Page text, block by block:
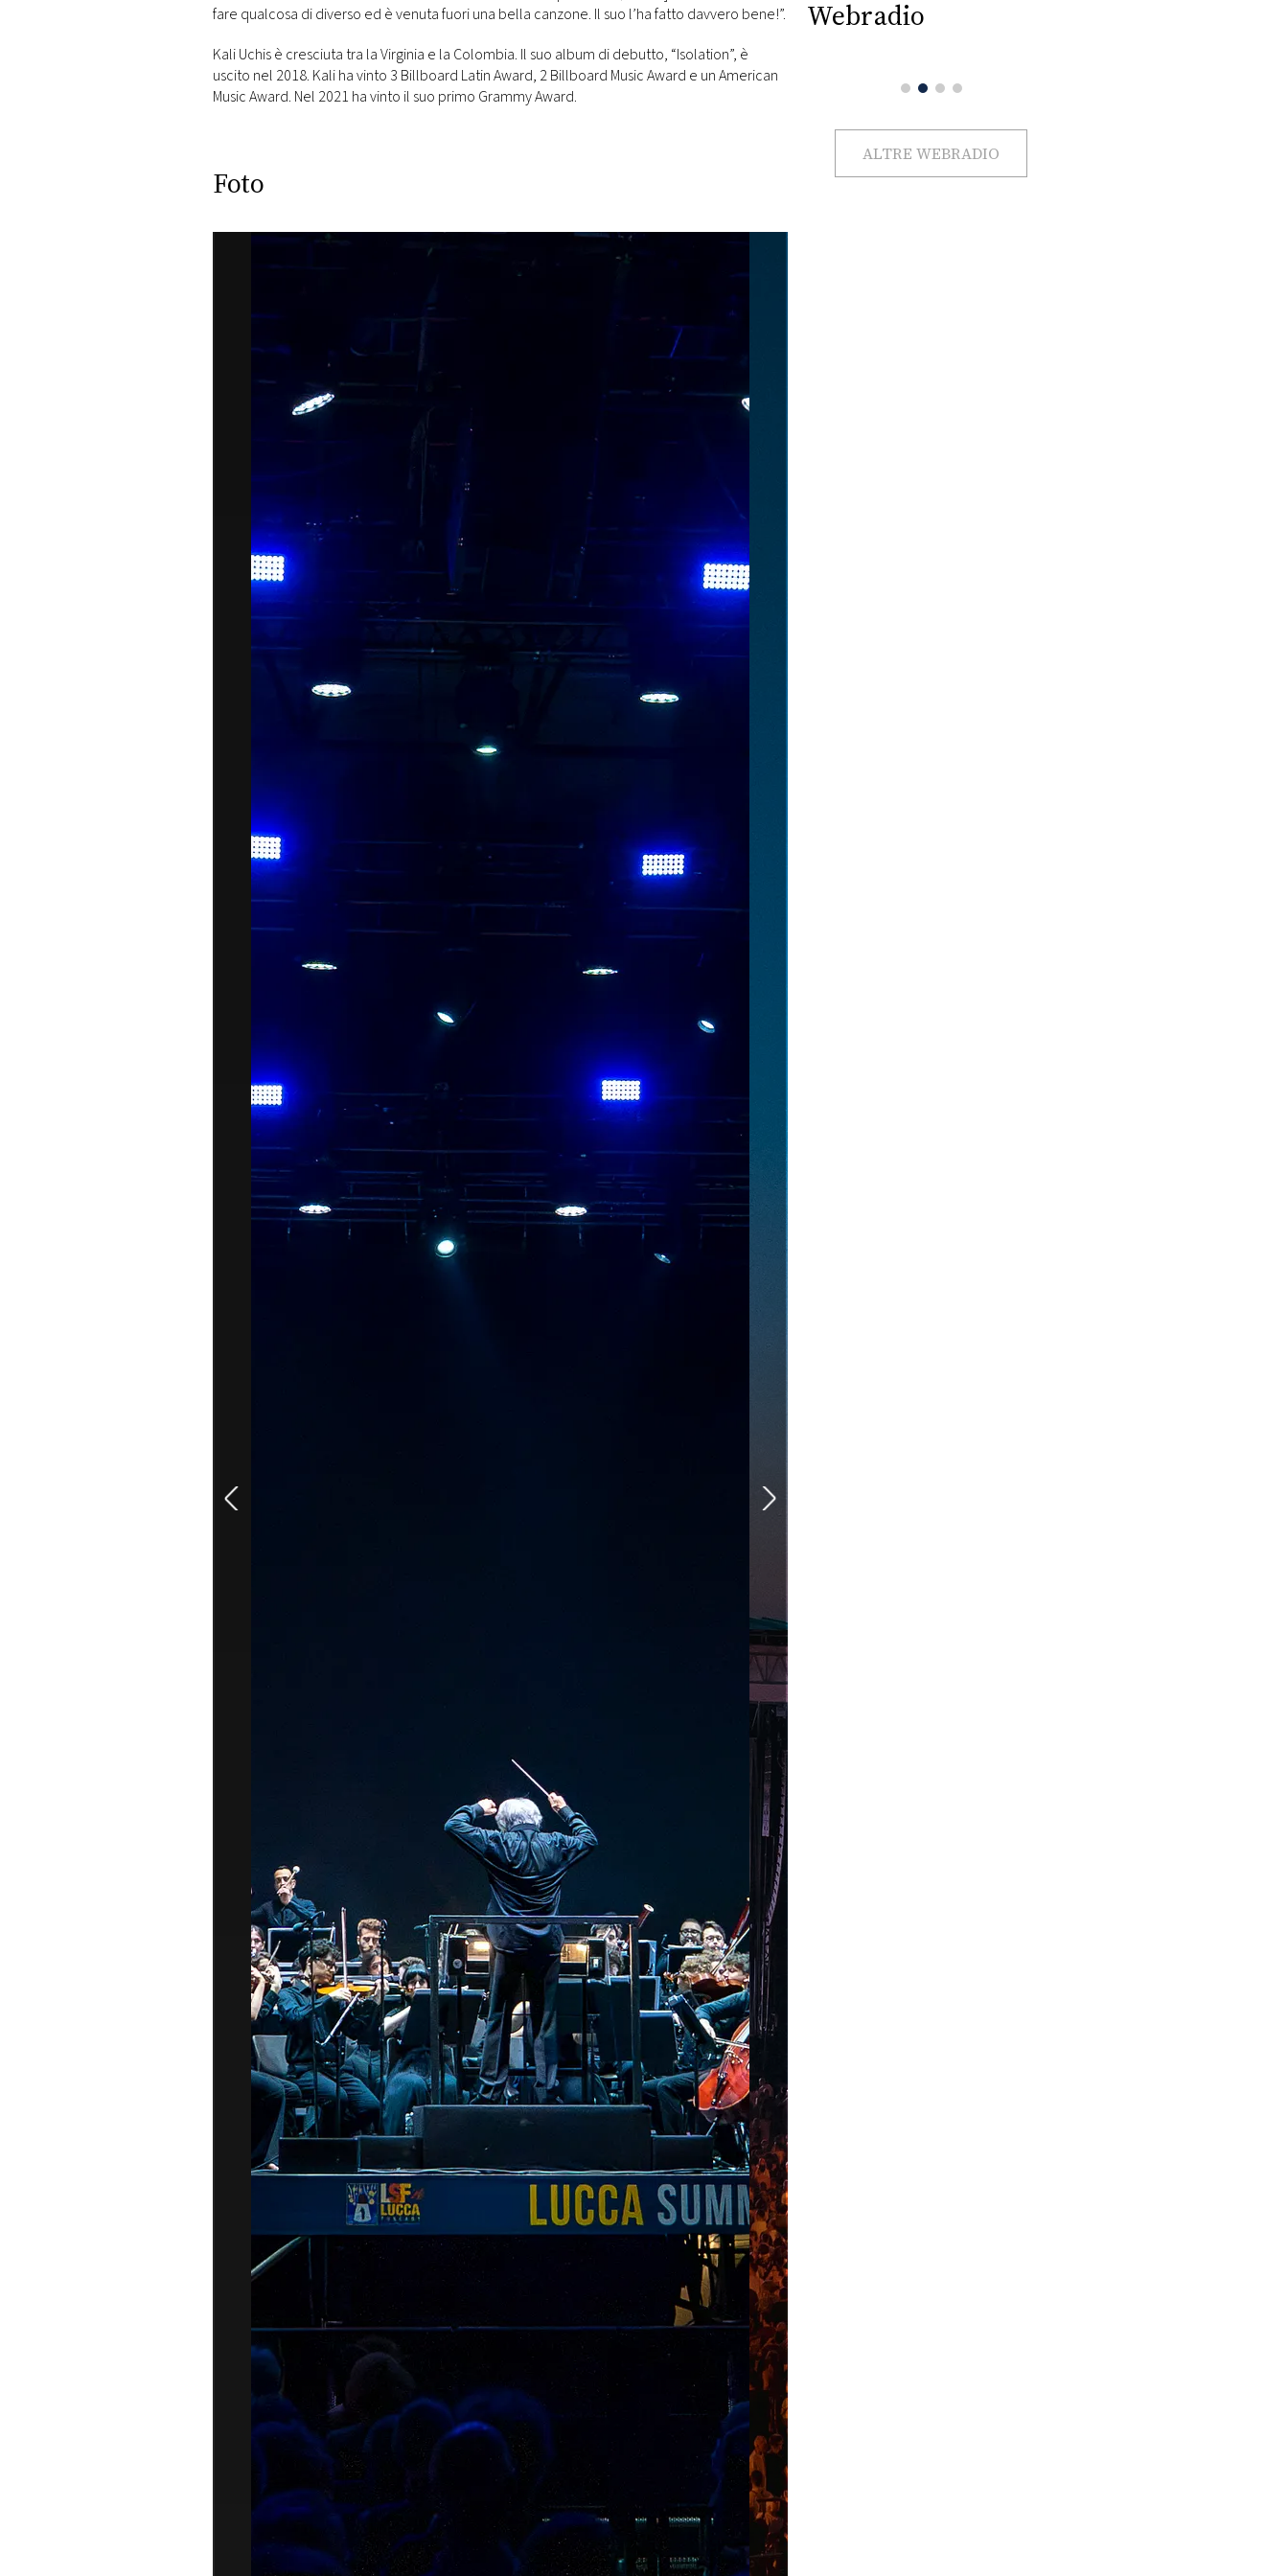
DI
MONACO
RMC
CONSIGLIA
fare qualcosa di diverso ed è venuta fuori una bella canzone. Il suo l’ha fatto davvero bene!”.
Kali Uchis è cresciuta tra la Virginia e la Colombia. Il suo album di debutto, “Isolation”, è
uscito nel 2018. Kali ha vinto 3 Billboard Latin Award, 2 Billboard Music Award e un American
Music Award. Nel 2021 ha vinto il suo primo Grammy Award.
Foto
Webradio
ALTRE WEBRADIO